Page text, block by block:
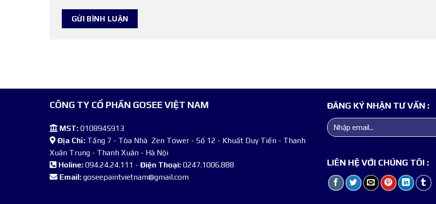
CÔNG TY CỔ PHẦN GOSEE VIỆT NAM
MST: 0108945913
Địa Chỉ: Tầng 7 - Tòa Nhà Zen Tower - Số 12 - Khuất Duy Tiến - Thanh
Xuân Trung - Thanh Xuân - Hà Nội
Holine: 094.24.24.111 - Điện Thoại: 0247.1006.888
Email: goseepaintvietnam@gmail.com
ĐĂNG KÝ NHẬN TƯ VẤN :
LIÊN HỆ VỚI CHÚNG TÔI :